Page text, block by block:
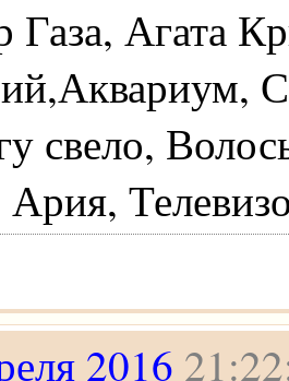
Газа, Агата
свело,
2016